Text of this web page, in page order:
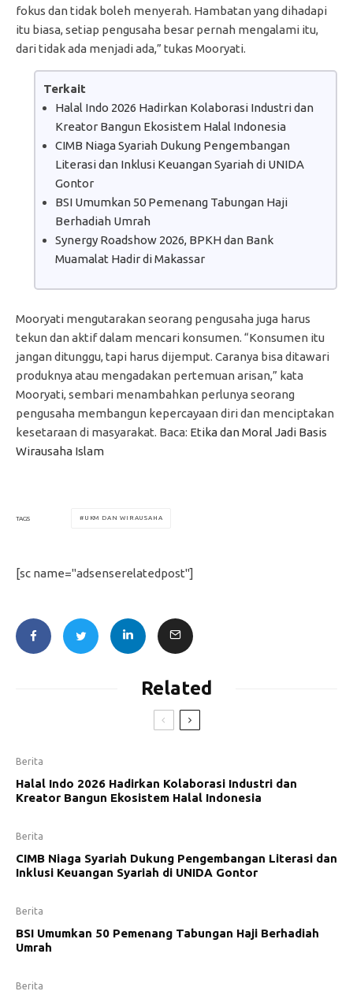
fokus dan tidak boleh menyerah. Hambatan yang dihadapi
itu biasa, setiap pengusaha besar pernah mengalami itu,
dari tidak ada menjadi ada,” tukas Mooryati.
Terkait
Halal Indo 2026 Hadirkan Kolaborasi Industri dan
Kreator Bangun Ekosistem Halal Indonesia
CIMB Niaga Syariah Dukung Pengembangan
Literasi dan Inklusi Keuangan Syariah di UNIDA
Gontor
BSI Umumkan 50 Pemenang Tabungan Haji
Berhadiah Umrah
Synergy Roadshow 2026, BPKH dan Bank
Muamalat Hadir di Makassar
Mooryati mengutarakan seorang pengusaha juga harus
tekun dan aktif dalam mencari konsumen. “Konsumen itu
jangan ditunggu, tapi harus dijemput. Caranya bisa ditawari
produknya atau mengadakan pertemuan arisan,” kata
Mooryati, sembari menambahkan perlunya seorang
pengusaha membangun kepercayaan diri dan menciptakan
kesetaraan di masyarakat. Baca: Etika dan Moral Jadi Basis
Wirausaha Islam
TAGS UKM DAN WIRAUSAHA
[sc name="adsenserelatedpost"]
Related
Berita
Halal Indo 2026 Hadirkan Kolaborasi Industri dan
Kreator Bangun Ekosistem Halal Indonesia
Berita
CIMB Niaga Syariah Dukung Pengembangan Literasi dan
Inklusi Keuangan Syariah di UNIDA Gontor
Berita
BSI Umumkan 50 Pemenang Tabungan Haji Berhadiah
Umrah
Berita